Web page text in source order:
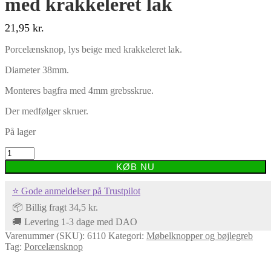
med krakkeleret lak
21,95 kr.
Porcelænsknop, lys beige med krakkeleret lak.
Diameter 38mm.
Monteres bagfra med 4mm grebsskrue.
Der medfølger skruer.
På lager
Stor
porcelænsknop
i
beige
med
krakkeleret
lak
antal
KØB NU
⭐ Gode anmeldelser på Trustpilot
📦 Billig fragt 34,5 kr.
🚚 Levering 1-3 dage med DAO
Varenummer (SKU): 6110 Kategori: Møbelknopper og bøjlegreb
Tag: Porcelænsknop